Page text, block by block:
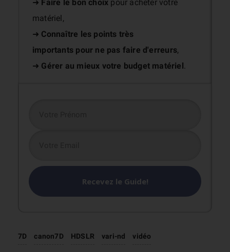
➜ Faire le bon choix pour acheter votre
matériel,
➜ Connaître les points très
importants pour ne pas faire d'erreurs,
➜ Gérer au mieux votre budget matériel .
Recevez le Guide!
7D canon7D HDSLR vari-nd vidéo